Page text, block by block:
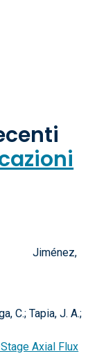
Jiménez,
C.; Tapia, J. A.;
Axial Flux